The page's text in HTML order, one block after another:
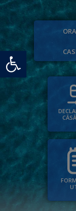
Deschide bara de unelte